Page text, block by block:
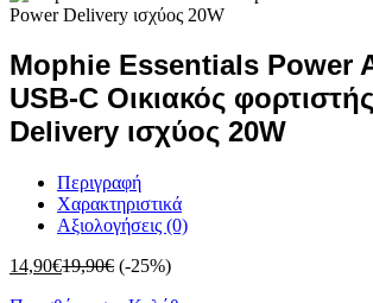
Mophie Essentials Power
USB-C Οικιακός
Delivery ισχύος 20W
Περιγραφή
Χαρακτηριστικά
Αξιολογήσεις (0)
14,90€19,90€ (-25%)